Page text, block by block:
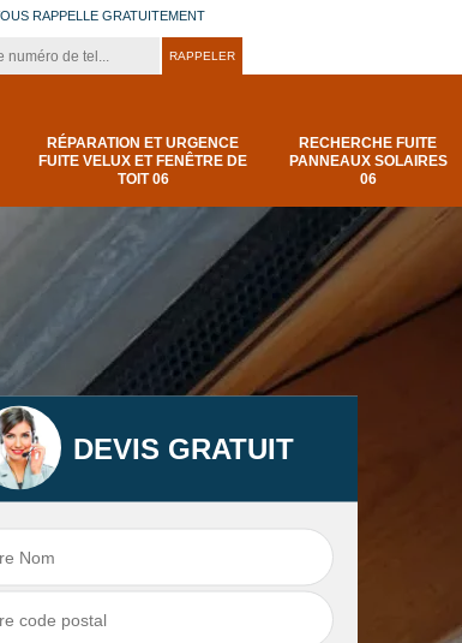
RAPPELLE GRATUITEMENT
RÉPARATION ET URGENCE
FUITE VELUX ET FENÊTRE DE
TOIT 06
RECHERCHE FUITE
PANNEAUX SOLAIRES
06
Réparation fuite de
toiture 06
depannage fuite
DEVIS GRATUIT